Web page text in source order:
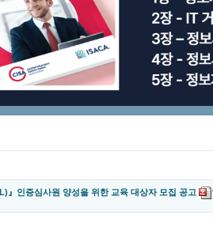
』인증심사원 양성을 위한 교육 대상자 모집 공고